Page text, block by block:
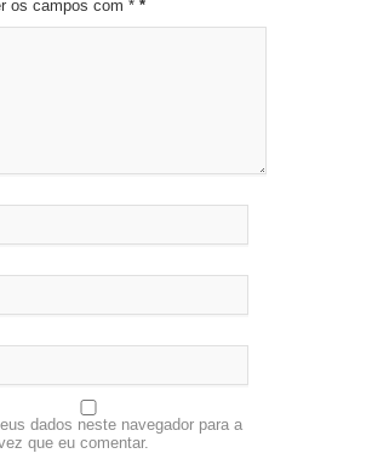
os campos com * *
dados neste navegador para a
que eu comentar.